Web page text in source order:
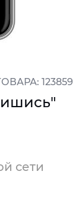
123859
сети